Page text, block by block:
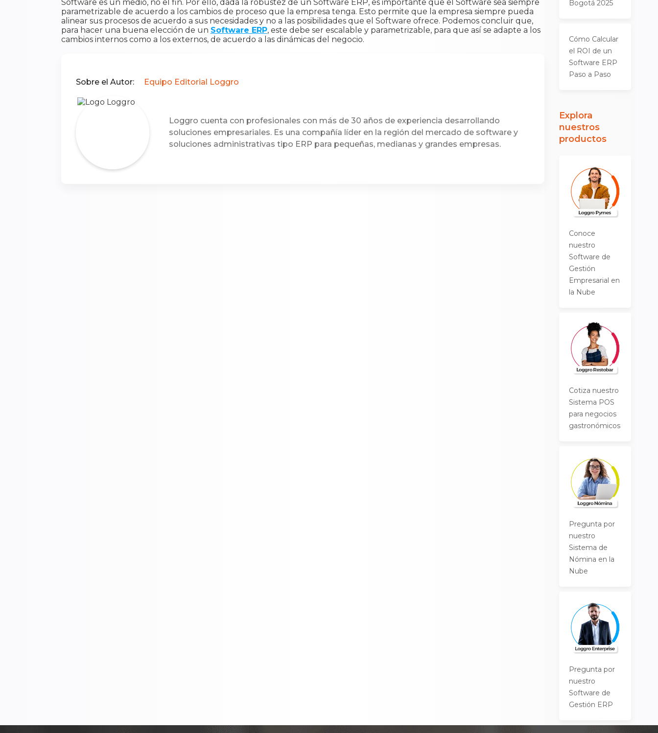
Software es un medio, no el fin. Por ello, dada la robustez de un Software ERP, es importante que el Software sea siempre
parametrizable de acuerdo a los cambios de proceso que la empresa tenga. Esto permite que la empresa siempre pueda
alinear sus procesos de acuerdo a sus necesidades y no a las posibilidades que el Software ofrece. Podemos concluir que,
para hacer una buena elección de un Software ERP, este debe ser escalable y parametrizable, para que así se adapte a los
cambios internos como a los externos, de acuerdo a las dinámicas del negocio.
Sobre el Autor: Equipo Editorial Loggro
Loggro cuenta con profesionales con más de 30 años de experiencia desarrollando
soluciones empresariales. Es una compañía líder en la región del mercado de software y
soluciones administrativas tipo ERP para pequeñas, medianas y grandes empresas.
Bogotá 2025
Cómo Calcular
el ROI de un
Software ERP
Paso a Paso
Explora
nuestros
productos
Conoce
nuestro
Software de
Gestión
Empresarial en
la Nube
Cotiza nuestro
Sistema POS
para negocios
gastronómicos
Pregunta por
nuestro
Sistema de
Nómina en la
Nube
Pregunta por
nuestro
Software de
Gestión ERP